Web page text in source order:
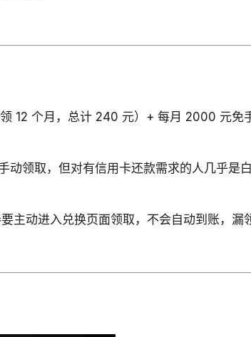
12 个月，总计 240 元）+ 每月 2000 元免
领取，但对有信用卡还款需求的人几乎是
动进入兑换页面领取，不会自动到账，漏